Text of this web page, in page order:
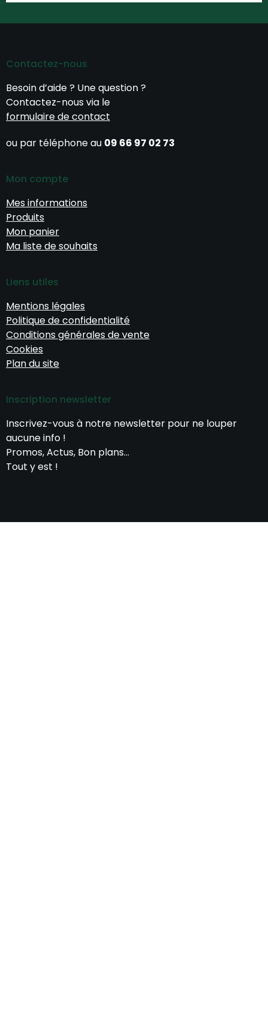
Contactez-nous
Besoin d’aide ? Une question ?
Contactez-nous via le
formulaire de contact
ou par téléphone au 09 66 97 02 73
Mon compte
Mes informations
Produits
Mon panier
Ma liste de souhaits
Liens utiles
Mentions légales
Politique de confidentialité
Conditions générales de vente
Cookies
Plan du site
Inscription newsletter
Inscrivez-vous à notre newsletter pour ne louper
aucune info !
Promos, Actus, Bon plans…
Tout y est !